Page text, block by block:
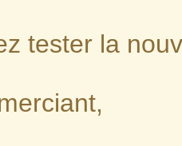
tester la